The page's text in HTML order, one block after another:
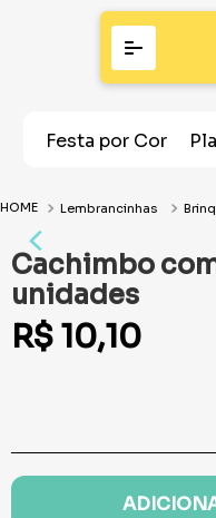
Festa por Cor
Lembrancinhas
Cachimbo
unidades
R$ 10,10